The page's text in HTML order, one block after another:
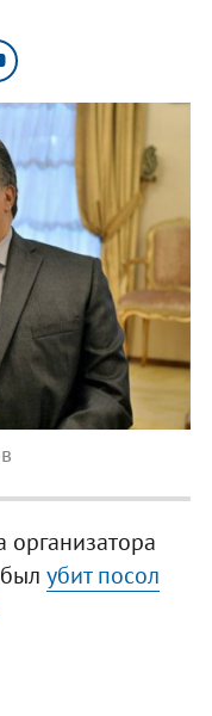
организатора
убит посол